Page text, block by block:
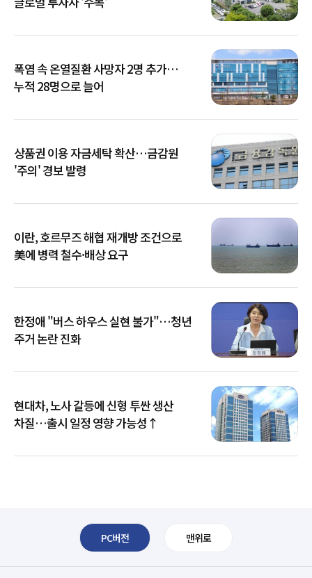
폭염 속 온열질환 사망자 2명 추가…
누적 28명으로 늘어
상품권 이용 자금세탁 확산…금감원
'주의' 경보 발령
이란, 호르무즈 해협 재개방 조건으로
美에 병력 철수·배상 요구
한정애 "버스 하우스 실현 불가"…청년
주거 논란 진화
현대차, 노사 갈등에 신형 투싼 생산
차질…출시 일정 영향 가능성↑
PC버전 맨위로